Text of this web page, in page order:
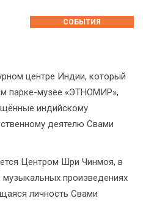
СОБЫТИЯ
центре Индии, который
парке-музее «ЭТНОМИР»,
индийскому
деятелю Свами
Центром Шри Чинмоя, в
произведениях
личность Свами